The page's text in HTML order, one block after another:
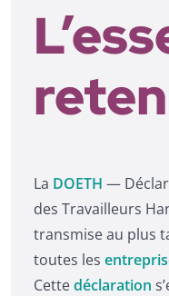
La DOETH —
des Travailleurs
transmise au plus
toutes les
Cettedéclaration